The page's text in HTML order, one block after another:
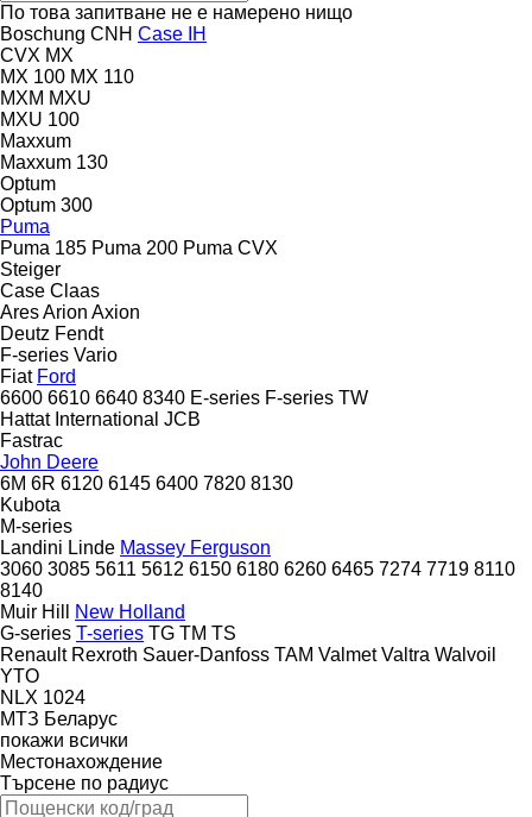
По това запитване не е намерено нищо
Boschung CNH Case IH
CVX MX
MX 100 MX 110
MXM MXU
MXU 100
Maxxum
Maxxum 130
Optum
Optum 300
Puma
Puma 185 Puma 200 Puma CVX
Steiger
Case Claas
AresArion Axion
Deutz Fendt
F-series Vario
Fiat Ford
6600 6610 6640 8340 E-series F-series TW
Hattat International JCB
Fastrac
John Deere
6M 6R 6120 6145 6400 7820 8130
Kubota
M-series
Landini Linde Massey Ferguson
3060 3085 5611 5612 6150 6180 6260 6465 7274 7719 8110
8140
Muir Hill
New Holland
G-series T-series TG TM TS
Renault Rexroth Sauer-Danfoss TAM Valmet Valtra Walvoil
YTO
NLX 1024
МТЗ Беларус
покажи всички
Местонахождение
Търсене по радиус